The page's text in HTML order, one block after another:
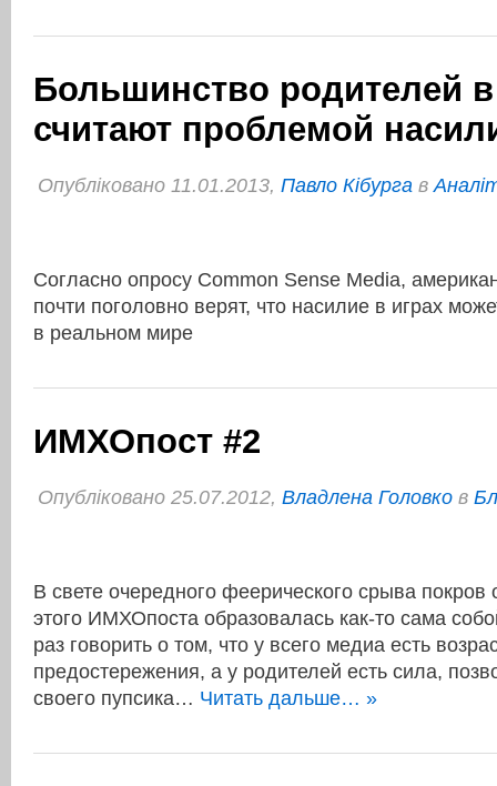
Большинство родителей
считают проблемой
Опубліковано 11.01.2013, Павло Кібурга в
Согласно опросу Common Sense Media,
почти поголовно верят, что насилие в играх
в реальном мире
ИМХОпост #2
Опубліковано 25.07.2012, Владлена Головко в
В свете очередного феерического срыва покров
этого ИМХОпоста образовалась как-то сама
раз говорить о том, что у всего медиа есть
предостережения, а у родителей есть сила,
своего пупсика… Читать дальше… »